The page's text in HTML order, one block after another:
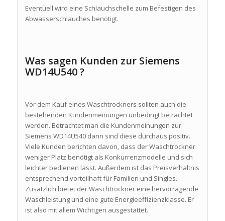
Eventuell wird eine Schlauchschelle zum Befestigen des
Abwasserschlauches benötigt.
Was sagen Kunden zur Siemens
WD14U540 ?
Vor dem Kauf eines Waschtrockners sollten auch die
bestehenden Kundenmeinungen unbedingt betrachtet
werden. Betrachtet man die Kundenmeinungen zur
Siemens WD14U540 dann sind diese durchaus positiv.
Viele Kunden berichten davon, dass der Waschtrockner
weniger Platz benötigt als Konkurrenzmodelle und sich
leichter bedienen lässt. Außerdem ist das Preisverhältnis
entsprechend vorteilhaft für Familien und Singles.
Zusätzlich bietet der Waschtrockner eine hervorragende
Waschleistung und eine gute Energieeffizienzklasse. Er
ist also mit allem Wichtigen ausgestattet.